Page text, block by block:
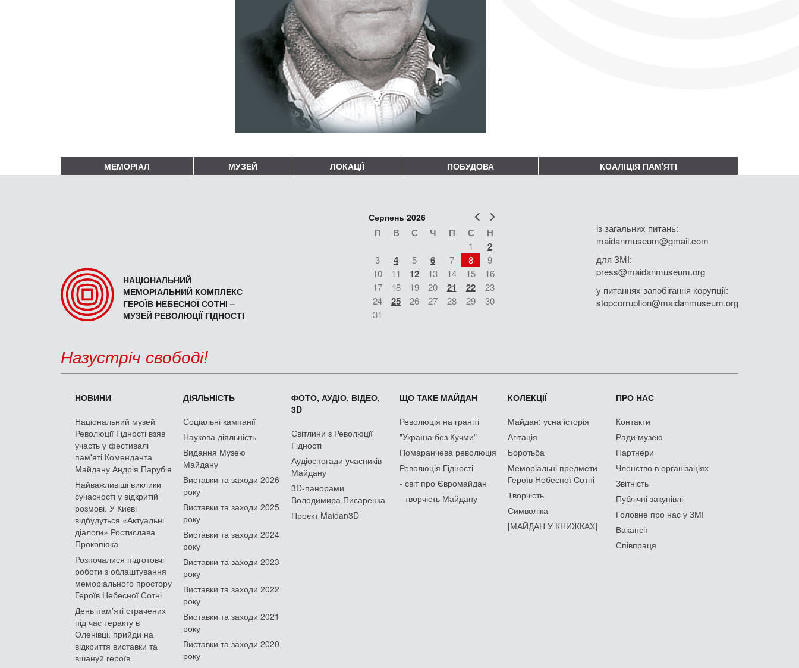
МЕМОРІАЛ МУЗЕЙ ЛОКАЦІЇ ПОБУДОВА КОАЛІЦІЯ ПАМ'ЯТІ
НАЦІОНАЛЬНИЙ
МЕМОРІАЛЬНИЙ КОМПЛЕКС
ГЕРОЇВ НЕБЕСНОЇ СОТНІ –
МУЗЕЙ РЕВОЛЮЦІЇ ГІДНОСТІ
Попер
Серпень 2026
П В С Ч П С Н
1 2
3 4 5 6 7 8
9
10
11 12 13 14 15
16
17
18 19 20 21 22
23
24
25 26 27 28 29
30
31
із загальних питань:
maidanmuseum@gmail.com
для ЗМІ:
press@maidanmuseum.org
у питаннях запобігання корупції:
stopcorruption@maidanmuseum.org
Назустріч свободі!
НОВИНИ
Національний музей
Революції Гідності взяв
участь у фестивалі
пам'яті Коменданта
Майдану Андрія Парубія
Найважливіші виклики
сучасності у відкритій
розмові. У Києві
відбудуться «Актуальні
діалоги» Ростислава
Прокопюка
Розпочалися підготовчі
роботи з облаштування
меморіального простору
Героїв Небесної Сотні
День памʼяті страчених
під час теракту в
Оленівці: прийди на
відкриття виставки та
вшануй героїв
ДІЯЛЬНІСТЬ
Соціальні кампанії
Наукова діяльність
Видання Музею
Майдану
Виставки та заходи 2026
року
Виставки та заходи 2025
року
Виставки та заходи 2024
року
Виставки та заходи 2023
року
Виставки та заходи 2022
року
Виставки та заходи 2021
року
Виставки та заходи 2020
року
ФОТО, АУДІО, ВІДЕО,
3D
Світлини з Революції
Гідності
Аудіоспогади учасників
Майдану
3D-панорами
Володимира Писаренка
Проєкт Maidan3D
ЩО ТАКЕ МАЙДАН
Революція на граніті
"Україна без Кучми"
Помаранчева революція
Революція Гідності
- світ про Євромайдан
- творчість Майдану
КОЛЕКЦІЇ
Майдан: усна історія
Агітація
Боротьба
Меморіальні предмети
Героїв Небесної Сотні
Творчість
Символіка
[МАЙДАН У КНИЖКАХ]
ПРО НАС
Контакти
Ради музею
Партнери
Членство в організаціях
Звітність
Публічні закупівлі
Головне про нас у ЗМІ
Вакансії
Співпраця